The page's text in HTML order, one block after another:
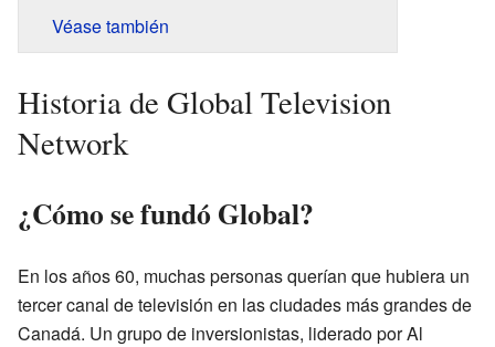
Véase también
Historia de Global Television
Network
¿Cómo se fundó Global?
En los años 60, muchas personas querían que hubiera un
tercer canal de televisión en las ciudades más grandes de
Canadá. Un grupo de inversionistas, liderado por Al